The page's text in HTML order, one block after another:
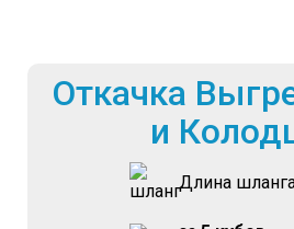
Откачка
и
Длина